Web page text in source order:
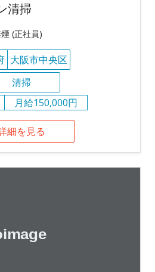
清掃
(正社員)
大阪市中央区
清掃
月給150,000円
細を見る